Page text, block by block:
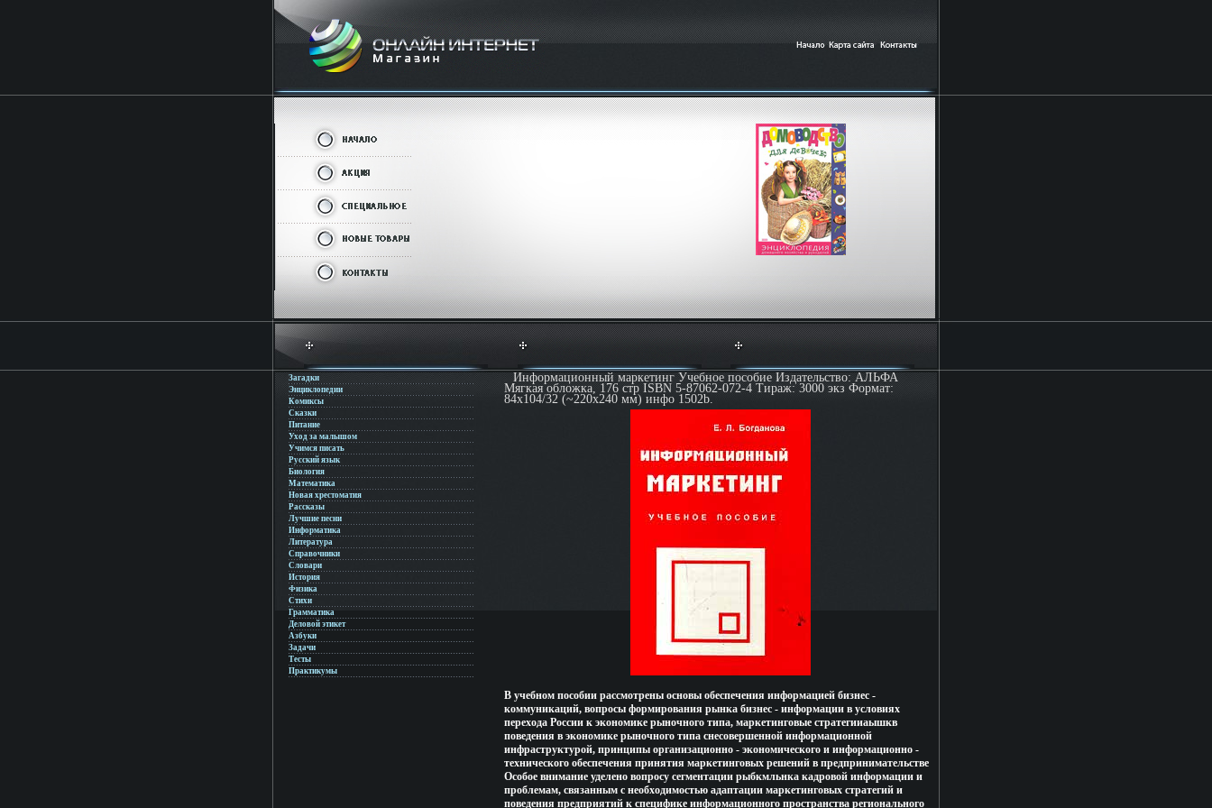
Загадки
Энциклопедии
Комиксы
Сказки
Питание
Уход за малышом
Учимся писать
Русский язык
Биология
Математика
Новая хрестоматия
Рассказы
Лучшие песни
Информатика
Литература
Справочники
Словари
История
Физика
Стихи
Грамматика
Деловой этикет
Азбуки
Задачи
Тесты
Практикумы
Информационный маркетинг Учебное пособие Издательство: АЛЬФА
Мягкая обложка, 176 стр ISBN 5-87062-072-4 Тираж: 3000 экз Формат:
84x104/32 (~220x240 мм) инфо 1502b.
В учебном пособии рассмотрены основы обеспечения информацией бизнес -
коммуникаций, вопросы формирования рынка бизнес - информации в условиях
перехода России к экономике рыночного типа, маркетинговые стратегииаышкв
поведения в экономике рыночного типа снесовершенной информационной
инфраструктурой, принципы организационно - экономического и информационно -
технического обеспечения принятия маркетинговых решений в предпринимательстве
Особое внимание уделено вопросу сегментации рыбкмльнка кадровой информации и
проблемам, связанным с необходимостью адаптации маркетинговых стратегий и
поведения предприятий к специфике информационного пространства регионального